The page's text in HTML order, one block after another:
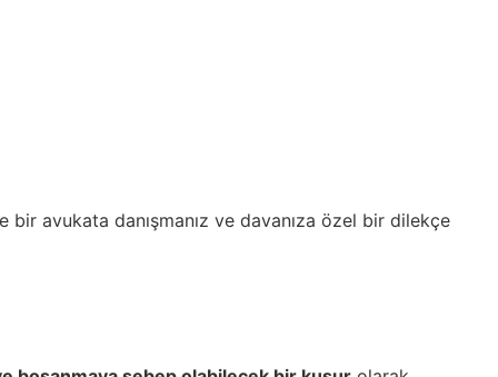
avukata danışmanız ve davanıza özel bir dilekçe